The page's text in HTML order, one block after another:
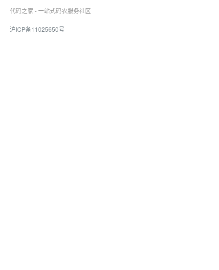
代码之家 - 一站式码农服务社区
沪ICP备11025650号